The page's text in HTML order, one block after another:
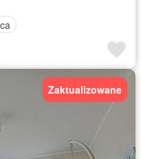
Zaktualizowane